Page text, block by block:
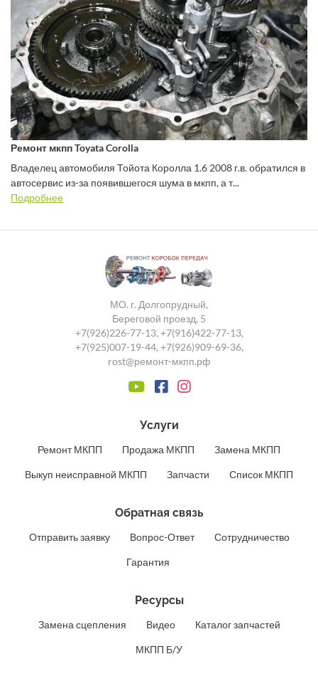
Ремонт мкпп Toyata Corolla
Владелец автомобиля Тойота Королла 1.6 2008 г.в. обратился в
автосервис из-за появившегося шума в мкпп, а т...
Подробнее
МО. г. Долгопрудный,
Береговой проезд, 5
+7(926)226-77-13, +7(916)422-77-13,
+7(925)007-19-44, +7(926)909-69-36,
rost@ремонт-мкпп.рф
Услуги
Ремонт МКПП Продажа МКПП Замена МКПП
Выкуп неисправной МКПП Запчасти Список МКПП
Обратная связь
Отправить заявку Вопрос-Ответ Сотрудничество
Гарантия
Ресурсы
Замена сцепления Видео Каталог запчастей
МКПП Б/У